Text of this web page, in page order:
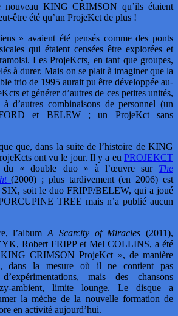
KING CRIMSON qu’ils étaient
être été qu’un ProjeKct de plus !
» avaient été pensés comme des ponts
qui étaient censées être explorées et
Les ProjeKcts, en tant que groupes,
à durer. Mais on se plait à imaginer que la
trio de 1995 aurait pu être développée au-
et générer d’autres de ces petites unités,
d’autres combinaisons de personnel (un
et BELEW ; un ProjeKct sans
que, dans la suite de l’histoire de KING
ont vu le jour. Il y a eu PROJEKCT
du « double duo » à l’œuvre sur The
(2000) ; plus tardivement (en 2006) est
soit le duo FRIPP/BELEW, qui a joué
TREE mais n’a publié aucun
l’album A Scarcity of Miracles (2011),
Robert FRIPP et Mel COLLINS, a été
CRIMSON ProjeKct », de manière
dans la mesure où il ne contient pas
mais des chansons
ambient, limite lounge. Le disque a
la mèche de la nouvelle formation de
en activité aujourd’hui.